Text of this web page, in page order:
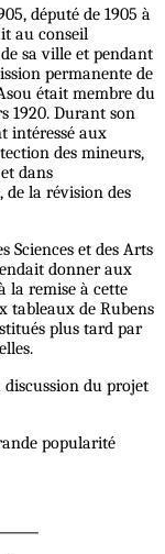
député de 1905 à
au conseil
sa ville et pendant
permanente de
était membre du
1920. Durant son
intéressé aux
des mineurs,
dans
la révision des
Sciences et des Arts
donner aux
la remise à cette
tableaux de Rubens
plus tard par
du projet
popularité